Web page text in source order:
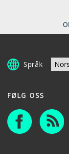
Språk
FØLG OSS